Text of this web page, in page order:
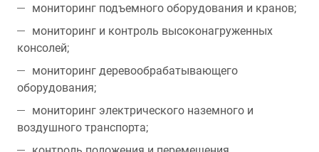
мониторинг подъемного оборудования и кранов;
мониторинг и контроль высоконагруженных
консолей;
мониторинг деревообрабатывающего
оборудования;
мониторинг электрического наземного и
воздушного транспорта;